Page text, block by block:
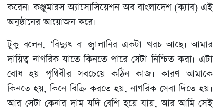
করেন। কঞ্জুমারস অ্যাসোসিয়েশন অব বাংলাদেশ (ক্যাব) এই
অনুষ্ঠানের আয়োজন করে।
টুকু বলেন, ‘বিদ্যুৎ বা জ্বালানির একটা খরচ আছে। আমার
দায়িত্ব নাগরিক যাতে কিনতে পারে সেটা নিশ্চিত করা। এটা
বোধ হয় পৃথিবীর সবচেয়ে কঠিন কাজ। কারণ আমাকে
কিনতে হয়, কিনে বিক্রি করতে হয়, নাগরিক সেবা দিতে হয়।
আর সেটা কেনার দাম যদি বেশি হয়ে যায়, আর আমি সেই